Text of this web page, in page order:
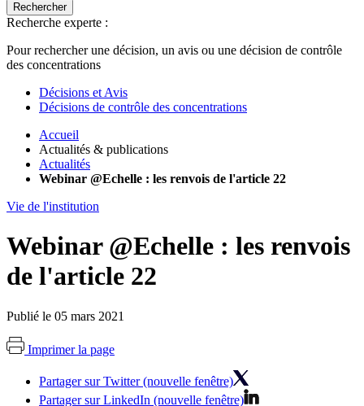
Rechercher
Recherche experte :
Pour rechercher une décision, un avis ou une décision de contrôle
des concentrations
Décisions et Avis
Décisions de contrôle des concentrations
Accueil
Actualités & publications
Actualités
Webinar @Echelle : les renvois de l'article 22
Vie de l'institution
Webinar @Echelle : les renvois
de l'article 22
Publié le 05 mars 2021
Imprimer la page
Partager sur Twitter (nouvelle fenêtre)
Partager sur LinkedIn (nouvelle fenêtre)